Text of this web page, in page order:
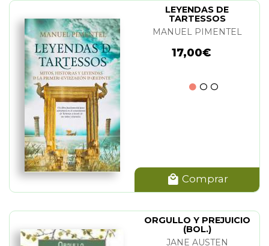
LEYENDAS DE
TARTESSOS
MANUEL PIMENTEL
17,00€
Comprar
ORGULLO Y PREJUICIO
(BOL.)
JANE AUSTEN